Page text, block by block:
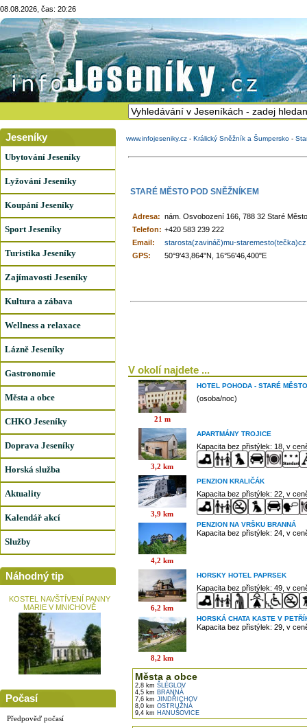
08.08.2026, čas: 20:26
Jeseníky
Ubytování Jeseníky
Lyžování Jeseníky
Koupání Jeseníky
Sport Jeseníky
Turistika Jeseníky
Zajímavosti Jeseníky
Kultura a zábava
Wellness a relaxace
Lázně Jeseníky
Gastronomie
Města a obce
CHKO Jeseníky
Doprava Jeseníky
Horská služba
Aktuality
Kalendář akcí
Služby
Náhodný tip
KOSTEL NAVŠTÍVENÍ PANNY
MARIE V MNICHOVĚ
Počasí
Předpověď počasí
www.infojeseniky.cz - Králický Sněžník a Šumpersko -
STARÉ MĚSTO POD SNĚŽNÍKEM
Adresa: nám. Osvobození 166, 788 32 Staré Město
Telefon: +420 583 239 222
Email:
starosta(zavináč)mu-staremesto(tečka)cz
GPS:
50°9'43,864"N, 16°56'46,400"E
V okolí najdete ...
21 m
HOTEL POHODA - STARÉ
(osoba/noc)
3,2 km
APARTMÁNY TROJICE
Kapacita bez přistýlek: 18, v
3,9 km
PENZION KRALIČÁK
Kapacita bez přistýlek: 22, v
4,2 km
PENZION NA VRŠKU BRANNÁ
Kapacita bez přistýlek: 24, v
6,2 km
HORSKY HOTEL PAPRSEK
Kapacita bez přistýlek: 49, v
8,2 km
HORSKÁ CHATA KASTE V
Kapacita bez přistýlek: 29, v
Města a obce
2,8 km ŠLÉGLOV
4,5 km BRANNÁ
7,6 km JINDŘICHOV
8,0 km OSTRUŽNÁ
9,4 km HANUŠOVICE